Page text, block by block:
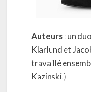
Auteurs: un
Klarlund et
travaillé
Kazinski.)